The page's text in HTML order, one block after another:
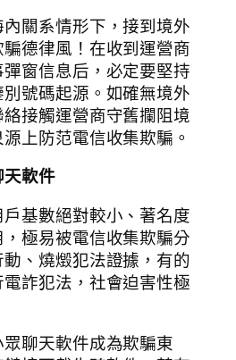
關系情形下，接到境外
德律風！在收到運營商
窗信息后，必定要堅持
號碼起源。如確無境外
接觸運營商守舊攔阻境
上防范電信收集欺騙。
軟件
基數絕對較小、著名度
極易被電信收集欺騙分
、燒燬犯法證據，有的
詐犯法，社會迫害性極
聊天軟件成為欺騙東